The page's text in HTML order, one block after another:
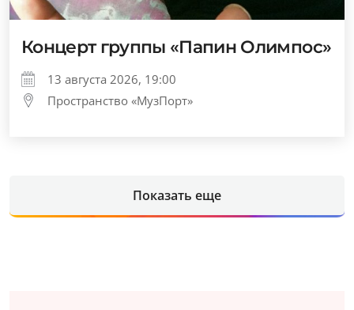
Концерт группы «Папин Олимпос»
13 августа 2026, 19:00
Пространство «МузПорт»
Показать еще